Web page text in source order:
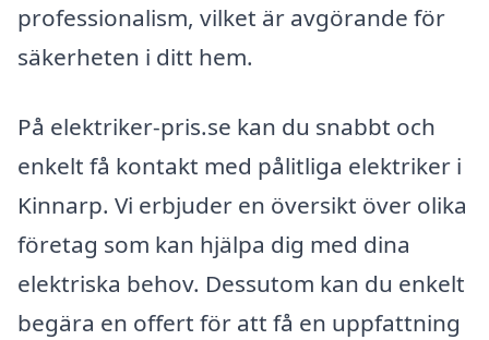
professionalism, vilket är avgörande för
säkerheten i ditt hem.
På elektriker-pris.se kan du snabbt och
enkelt få kontakt med pålitliga elektriker i
Kinnarp. Vi erbjuder en översikt över olika
företag som kan hjälpa dig med dina
elektriska behov. Dessutom kan du enkelt
begära en offert för att få en uppfattning